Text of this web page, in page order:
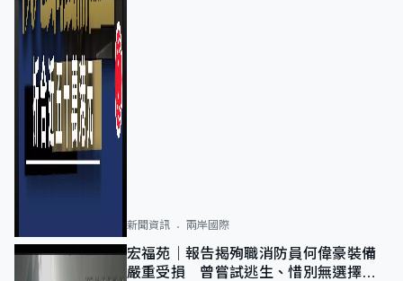
新聞資訊 兩岸國際
宏福苑｜報告揭殉職消防員何偉豪裝備
嚴重受損 曾嘗試逃生、惜別無選擇下